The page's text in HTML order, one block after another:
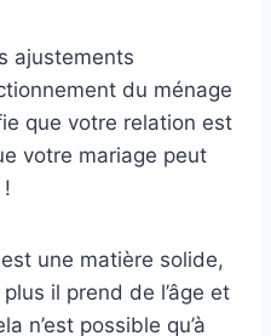
ajustements
du ménage
que votre relation est
votre mariage peut
une matière solide,
il prend de l’âge et
n’est possible qu’à